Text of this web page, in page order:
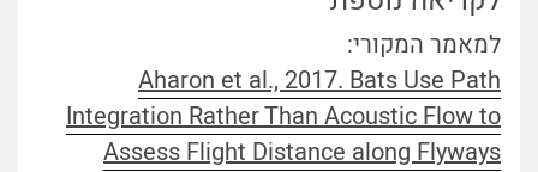
למאמר המקורי:
Aharon et al., 2017. Bats Use Path
Integration Rather Than Acoustic Flow to
Assess Flight Distance along Flyways